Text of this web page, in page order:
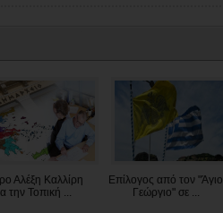
Αλέξη Καλλίρη
την Τοπική ...
Επίλογος από τον "Άγιο
Γεώργιο" σε ...